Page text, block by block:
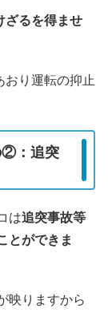
ざるを得ませ
おり運転の抑止
②：追突
は追突事故等
とができま
映りますから